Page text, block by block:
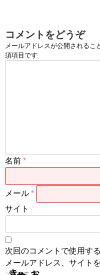
コメントをどうぞ
メールアドレスが公開されるこ
須項目です
名前 *
メール *
サイト
次回のコメントで使用す
メールアドレス、サイト